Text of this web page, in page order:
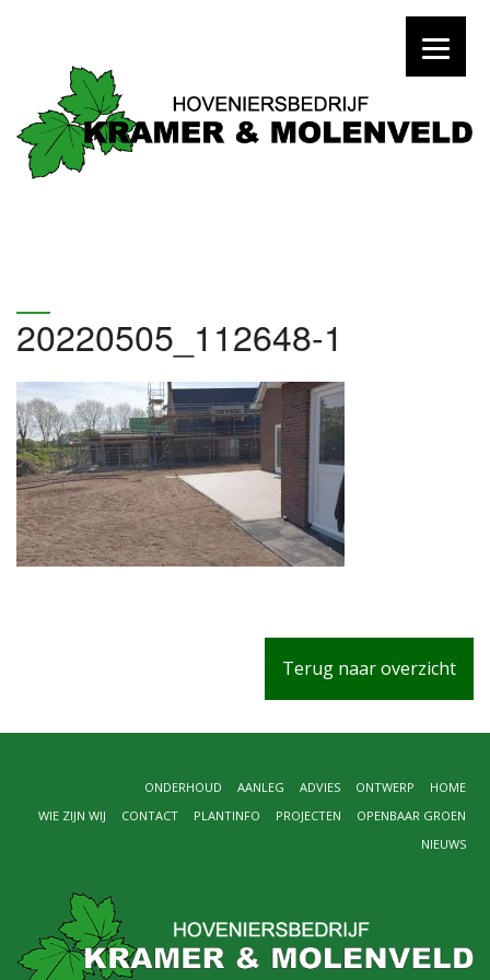
20220505_112648-1
Terug naar overzicht
HOME
ONTWERP
ADVIES
AANLEG
ONDERHOUD
OPENBAAR GROEN
PROJECTEN
PLANTINFO
CONTACT
WIE ZIJN WIJ
NIEUWS